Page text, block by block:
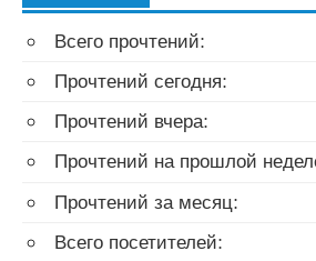
Всего прочтений:
Прочтений сегодня:
Прочтений вчера:
Прочтений на прошлой
Прочтений за месяц:
Всего посетителей: